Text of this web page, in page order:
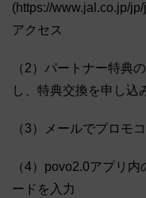
(https://www.jal.co.jp/
アクセス
（2）パートナー特典
し、特典交換を申し込
（3）メールでプロモ
（4）povo2.0アプリ
ードを入力